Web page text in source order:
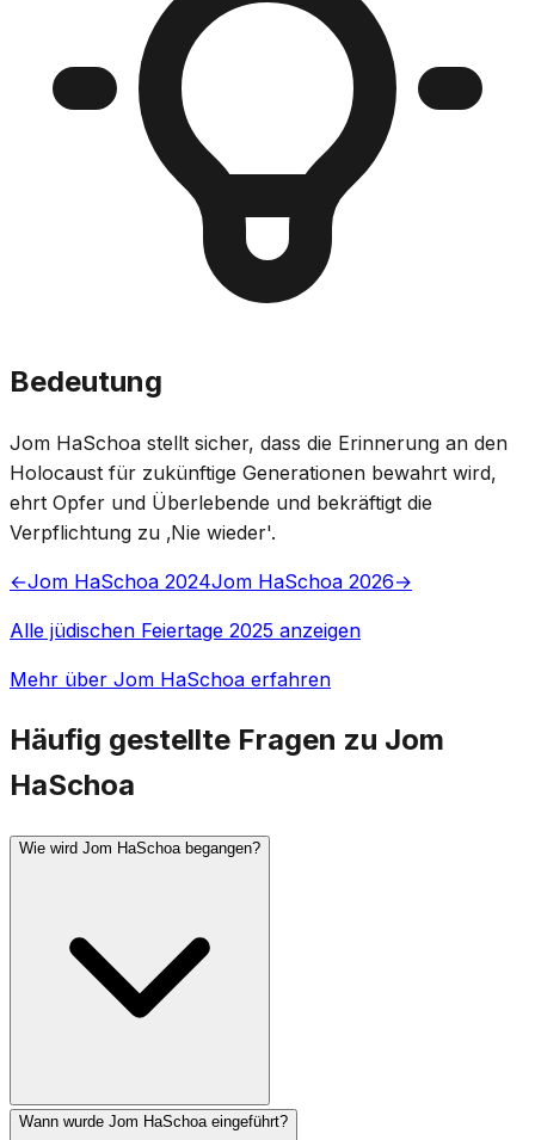
Bedeutung
Jom HaSchoa stellt sicher, dass die Erinnerung an den
Holocaust für zukünftige Generationen bewahrt wird,
ehrt Opfer und Überlebende und bekräftigt die
Verpflichtung zu ‚Nie wieder'.
←Jom HaSchoa 2024Jom HaSchoa 2026→
Alle jüdischen Feiertage 2025 anzeigen
Mehr über Jom HaSchoa erfahren
Häufig gestellte Fragen zu Jom
HaSchoa
Wie wird Jom HaSchoa begangen?
Wann wurde Jom HaSchoa eingeführt?